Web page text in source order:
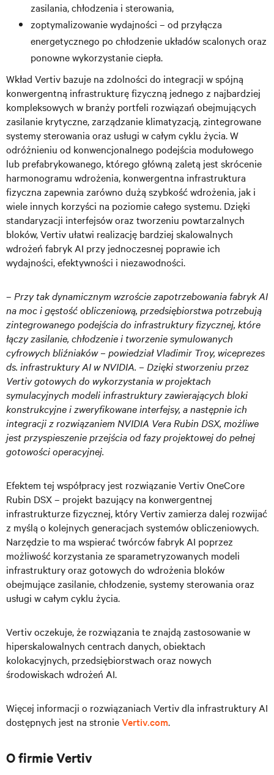
zasilania, chłodzenia i sterowania,
zoptymalizowanie wydajności – od przyłącza
energetycznego po chłodzenie układów scalonych oraz
ponowne wykorzystanie ciepła.
Wkład Vertiv bazuje na zdolności do integracji w spójną
konwergentną infrastrukturę fizyczną jednego z najbardziej
kompleksowych w branży portfeli rozwiązań obejmujących
zasilanie krytyczne, zarządzanie klimatyzacją, zintegrowane
systemy sterowania oraz usługi w całym cyklu życia. W
odróżnieniu od konwencjonalnego podejścia modułowego
lub prefabrykowanego, którego główną zaletą jest skrócenie
harmonogramu wdrożenia, konwergentna infrastruktura
fizyczna zapewnia zarówno dużą szybkość wdrożenia, jak i
wiele innych korzyści na poziomie całego systemu. Dzięki
standaryzacji interfejsów oraz tworzeniu powtarzalnych
bloków, Vertiv ułatwi realizację bardziej skalowalnych
wdrożeń fabryk AI przy jednoczesnej poprawie ich
wydajności, efektywności i niezawodności.
– Przy tak dynamicznym wzroście zapotrzebowania fabryk AI
na moc i gęstość obliczeniową, przedsiębiorstwa potrzebują
zintegrowanego podejścia do infrastruktury fizycznej, które
łączy zasilanie, chłodzenie i tworzenie symulowanych
cyfrowych bliźniaków – powiedział Vladimir Troy, wiceprezes
ds. infrastruktury AI w NVIDIA. – Dzięki stworzeniu przez
Vertiv gotowych do wykorzystania w projektach
symulacyjnych modeli infrastruktury zawierających bloki
konstrukcyjne i zweryfikowane interfejsy, a następnie ich
integracji z rozwiązaniem NVIDIA Vera Rubin DSX, możliwe
jest przyspieszenie przejścia od fazy projektowej do pełnej
gotowości operacyjnej.
Efektem tej współpracy jest rozwiązanie Vertiv OneCore
Rubin DSX – projekt bazujący na konwergentnej
infrastrukturze fizycznej, który Vertiv zamierza dalej rozwijać
z myślą o kolejnych generacjach systemów obliczeniowych.
Narzędzie to ma wspierać twórców fabryk AI poprzez
możliwość korzystania ze sparametryzowanych modeli
infrastruktury oraz gotowych do wdrożenia bloków
obejmujące zasilanie, chłodzenie, systemy sterowania oraz
usługi w całym cyklu życia.
Vertiv oczekuje, że rozwiązania te znajdą zastosowanie w
hiperskalowalnych centrach danych, obiektach
kolokacyjnych, przedsiębiorstwach oraz nowych
środowiskach wdrożeń AI.
Więcej informacji o rozwiązaniach Vertiv dla infrastruktury AI
dostępnych jest na stronieVertiv.com.
O firmie Vertiv